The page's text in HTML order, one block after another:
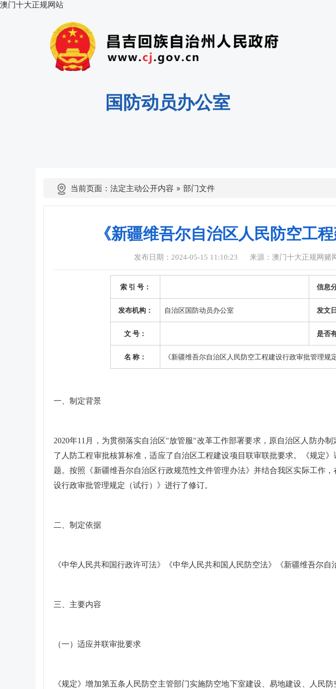
澳门十大正规网站
国防动员办公室
当前页面： 法定主动公开内容 » 部门文件
《新疆维吾尔自治区人民防空工
发布日期：2024-05-15 11:10:23 来源：澳门十大正规网赌
索 引 号： 信息
发布机构： 自治区国防动员办公室 发文
文 号： 是否
名 称： 《新疆维吾尔自治区人民防空工程建设行政审批管理规
一、制定背景
2020年11月，为贯彻落实自治区"放管服"改革工作部署要求，原自治区人防办
了人防工程审批核算标准，适应了自治区工程建设项目联审联批要求。《规定
题。按照《新疆维吾尔自治区行政规范性文件管理办法》并结合我区实际工作
设行政审批管理规定（试行）》进行了修订。
二、制定依据
《中华人民共和国行政许可法》《中华人民共和国人民防空法》《新疆维吾尔
三、主要内容
（一）适应并联审批要求
《规定》增加第五条人民防空主管部门实施防空地下室建设、易地建设、人民